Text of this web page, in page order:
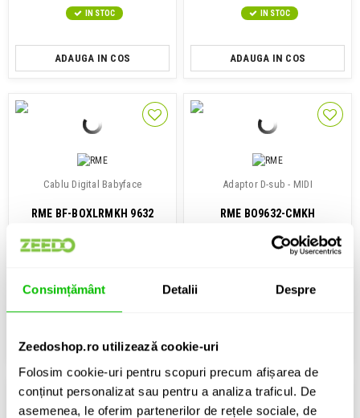
Consimțământ Detalii Despre
Zeedoshop.ro utilizează cookie-uri
Folosim cookie-uri pentru scopuri precum afișarea de
conținut personalizat sau pentru a analiza traficul. De
asemenea, le oferim partenerilor de rețele sociale, de
IN STOC
ADAUGA IN COS
IN STOC
ADAUGA IN COS
Cablu Digital Babyface
RME BF-BOXLRMKH 9632
519 Lei
Disponibilitate: La Comanda
ADAUGA IN COS
Adaptor D-sub - MIDI
RME BO9632-CMKH
230 Lei
Disponibilitate: La Comanda